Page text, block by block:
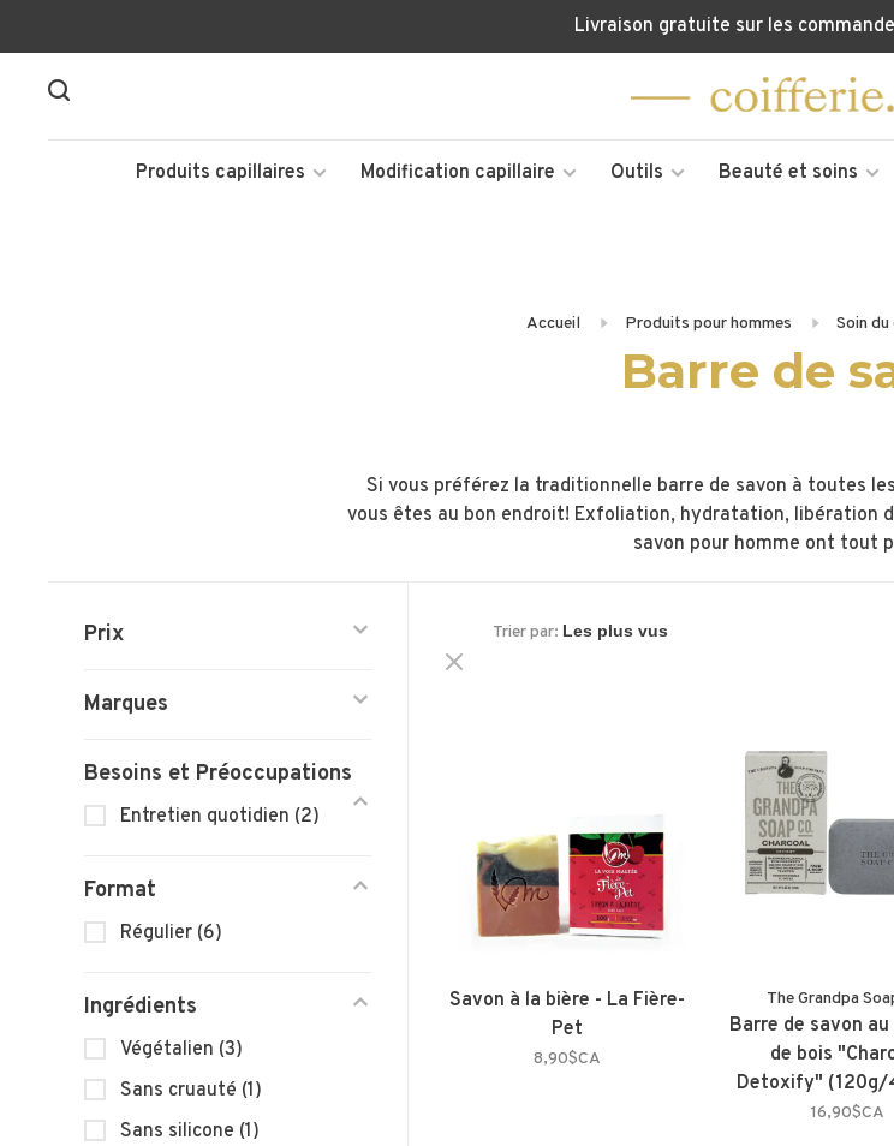
Livraison gratuite sur les
Produits capillaires Modification capillaire Outils Beauté et soins
Accueil Produits pour hommes Soin
Barre de
Si vous préférez la traditionnelle barre de savon à toutes
vous êtes au bon endroit! Exfoliation, hydratation, libération
savon pour homme ont tout
Prix
Marques
Besoins et Préoccupations
Entretien quotidien (2)
Format
Régulier (6)
Ingrédients
Végétalien (3)
Sans cruauté (1)
Sans silicone (1)
Trier par:
Savon à la bière - La Fière-
Pet
8,90$CA
The Grandpa
Barre de savon
de bois
Detoxify" (120g/
16,90$CA